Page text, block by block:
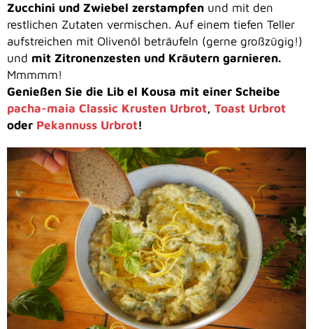
Zucchini und Zwiebel zerstampfen und mit den
restlichen Zutaten vermischen. Auf einem tiefen Teller
aufstreichen mit Olivenöl beträufeln (gerne großzügig!)
und mit Zitronenzesten und Kräutern garnieren.
Mmmmm!
Genießen Sie die Lib el Kousa mit einer Scheibe
pacha-maia Classic Krusten Urbrot, Toast Urbrot
oder Pekannuss Urbrot!